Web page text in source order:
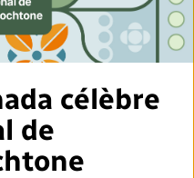
(NPJ)
célèbre
de